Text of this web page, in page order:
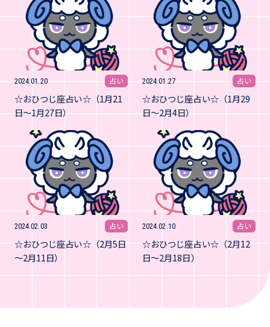
2024.01.20 占い
☆おひつじ座占い☆（1月21
日～1月27日）
2024.01.27 占い
☆おひつじ座占い☆（1月29
日～2月4日）
2024.02.03 占い
☆おひつじ座占い☆（2月5日
～2月11日）
2024.02.10 占い
☆おひつじ座占い☆（2月12
日～2月18日）